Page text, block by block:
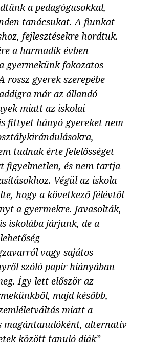
a pedagógusokkal,
tanácsukat. A fiunkat
fejlesztésekre hordtuk.
a harmadik évben
gyermekünk fokozatos
rossz gyerek szerepébe
már az állandó
miatt az iskolai
fittyet hányó gyereket nem
tudnak érte felelősséget
figyelmetlen, és nem tartja
Végül az iskola
hogy a következő félévtől
a gyermekre. Javasolták,
iskolába járjunk, de a
–
vagy sajátos
szóló papír hiányában –
Így lett először az
majd később,
miatt a
magántanulóként, alternatív
között tanuló diák”